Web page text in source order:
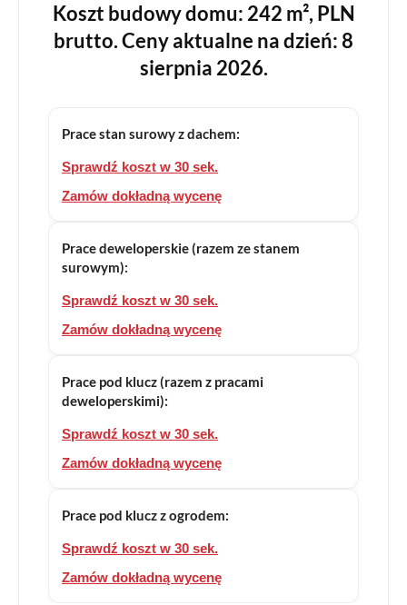
Koszt budowy domu: 242 m², PLN
brutto. Ceny aktualne na dzień: 8
sierpnia 2026.
Prace stan surowy z dachem:
Sprawdź koszt w 30 sek.
Zamów dokładną wycenę
Prace deweloperskie (razem ze stanem
surowym):
Sprawdź koszt w 30 sek.
Zamów dokładną wycenę
Prace pod klucz (razem z pracami
deweloperskimi):
Sprawdź koszt w 30 sek.
Zamów dokładną wycenę
Prace pod klucz z ogrodem:
Sprawdź koszt w 30 sek.
Zamów dokładną wycenę